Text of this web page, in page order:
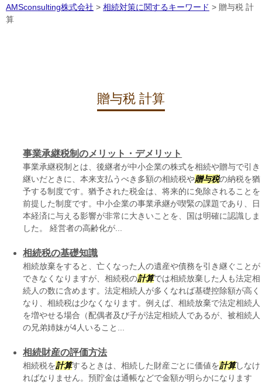
AMSconsulting株式会社 > 相続対策に関するキーワード > 贈与税 計
算
贈与税 計算
事業承継税制のメリット・デメリット
事業承継税制とは、後継者が中小企業の株式を相続や贈与で引き
継いだときに、本来支払うべき多額の相続税や贈与税の納税を猶
予する制度です。猶予された税金は、将来的に免除されることを
前提した制度です。中小企業の事業承継が喫緊の課題であり、日
本経済に与える影響が非常に大きいことを、国は明確に認識しま
した。 経営者の高齢化が...
相続税の基礎知識
相続放棄をすると、亡くなった人の遺産や債務を引き継ぐことが
できなくなりますが、相続税の計算では相続放棄した人も法定相
続人の数に含めます。法定相続人が多くなれば基礎控除額が高く
なり、相続税は少なくなります。例えば、相続放棄で法定相続人
を増やせる場合（配偶者及び子が法定相続人であるが、被相続人
の兄弟姉妹が4人いること...
相続財産の評価方法
相続税を計算するときは、相続した財産ごとに価値を計算しなけ
ればなりません。預貯金は通帳などで金額が明らかになります